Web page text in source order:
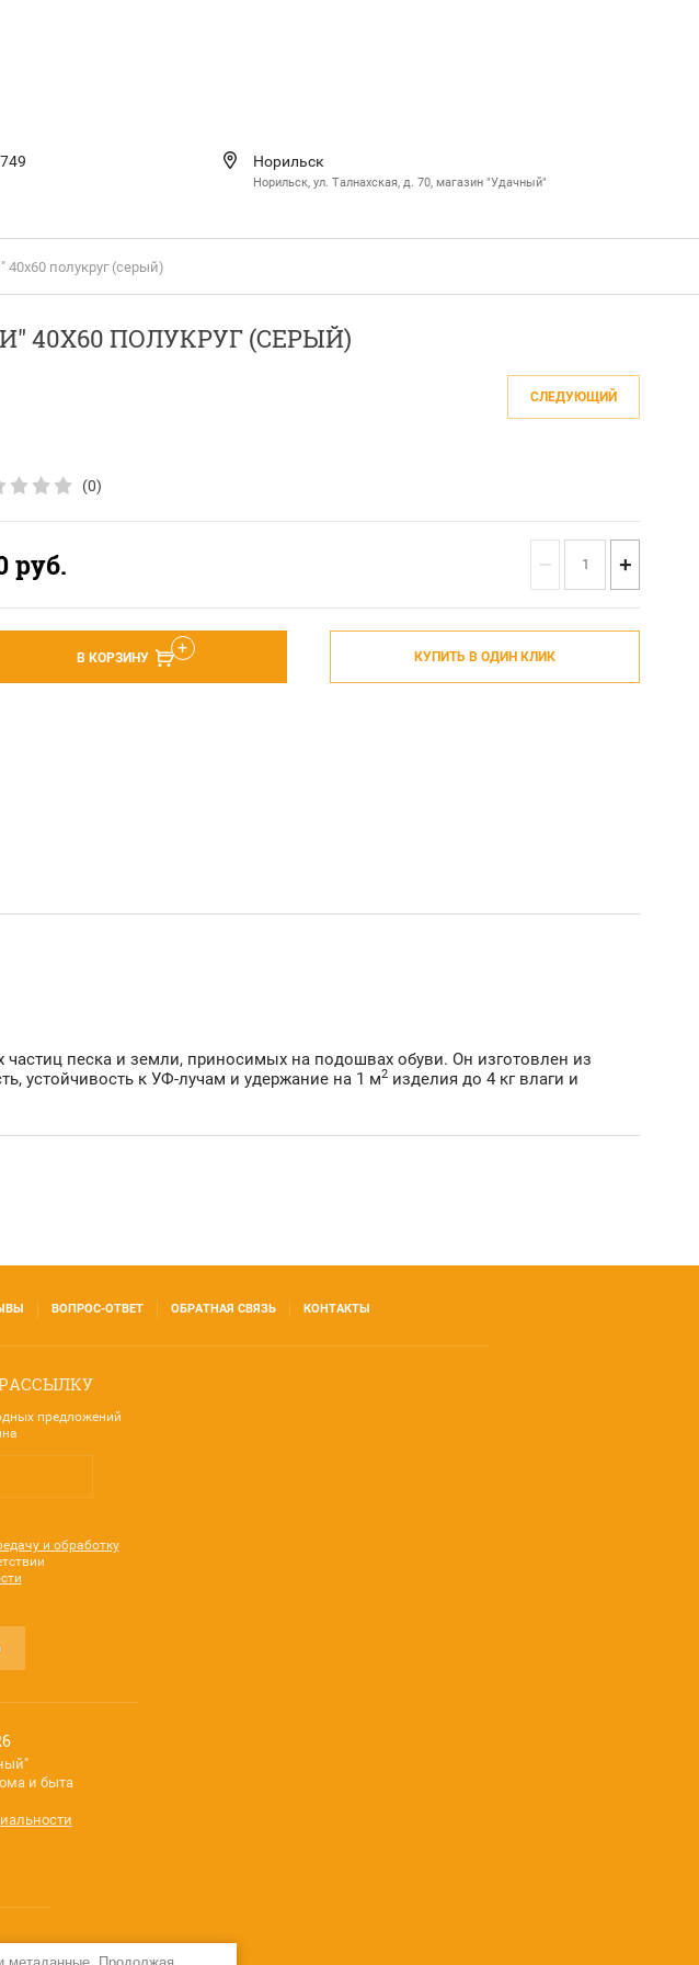
Норильск
Норильск, ул. Талнахская, д. 70, магазин "Удачный"
полукруг (серый)
ПОЛУКРУГ (СЕРЫЙ)
СЛЕДУЮЩИЙ
(0)
руб. − +
В КОРЗИНУ КУПИТЬ В ОДИН КЛИК
песка и земли, приносимых на подошвах обуви. Он изготовлен из
устойчивость к УФ-лучам и удержание на 1 м2 изделия до 4 кг влаги и
ВОПРОС-ОТВЕТ ОБРАТНАЯ СВЯЗЬ КОНТАКТЫ
предложений
и обработку
и быта